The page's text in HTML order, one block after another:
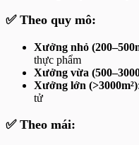
✅ Theo quy mô:
Xưởng nhỏ
thực phẩm
Xưởng vừa
Xưởng lớn (>3000m²)
tử
✅ Theo mái: